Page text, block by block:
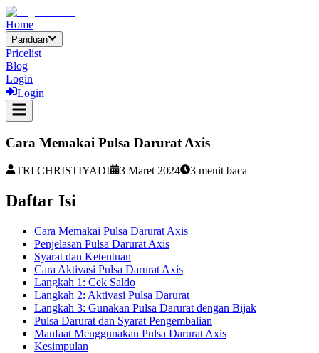
Home
Panduan
Pricelist
Blog
Login
Login
Cara Memakai Pulsa Darurat Axis
TRI CHRISTIYADI 3 Maret 2024 3 menit baca
Daftar Isi
Cara Memakai Pulsa Darurat Axis
Penjelasan Pulsa Darurat Axis
Syarat dan Ketentuan
Cara Aktivasi Pulsa Darurat Axis
Langkah 1: Cek Saldo
Langkah 2: Aktivasi Pulsa Darurat
Langkah 3: Gunakan Pulsa Darurat dengan Bijak
Pulsa Darurat dan Syarat Pengembalian
Manfaat Menggunakan Pulsa Darurat Axis
Kesimpulan